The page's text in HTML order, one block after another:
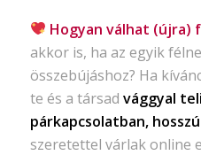
Hogyan válhat (újra)
akkor is, ha az egyik
összebújáshoz? Ha
te és a társad vággyal
párkapcsolatban,
szeretettel várlak online